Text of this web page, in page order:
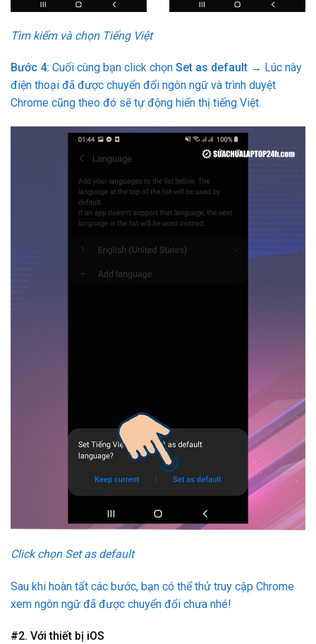
Tìm kiếm và chọn Tiếng Việt
Bước 4: Cuối cùng bạn click chọn Set as default → Lúc này
điện thoại đã được chuyển đổi ngôn ngữ và trình duyệt
Chrome cũng theo đó sẽ tự động hiển thị tiếng Việt.
Click chọn Set as default
Sau khi hoàn tất các bước, bạn có thể thử truy cập Chrome
xem ngôn ngữ đã được chuyển đổi chưa nhé!
#2. Với thiết bị iOS